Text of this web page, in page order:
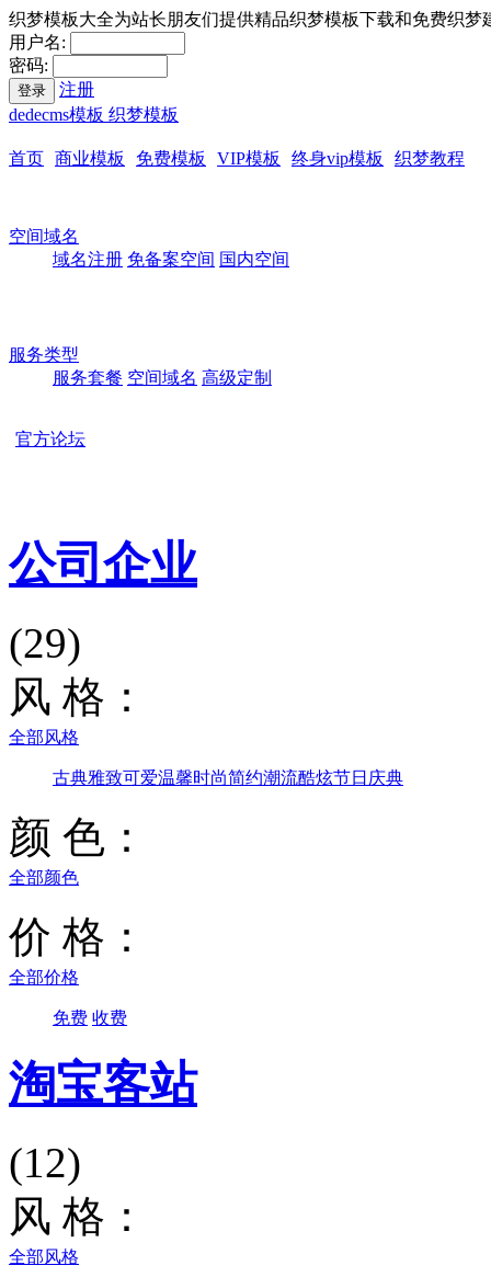
织梦模板大全为站长朋友们提供精品织梦模板下载和免费织梦
用户名:
密码:
登录
注册
dedecms模板 织梦模板
首页 商业模板 免费模板 VIP模板 终身vip模板 织梦教程
空间域名
域名注册 免备案空间 国内空间
服务类型
服务套餐 空间域名 高级定制
官方论坛
公司企业
(29)
风 格：
全部风格
古典雅致可爱温馨时尚简约潮流酷炫节日庆典
颜 色：
全部颜色
价 格：
全部价格
免费 收费
淘宝客站
(12)
风 格：
全部风格